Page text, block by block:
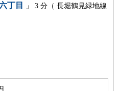
丁目
」 3 分（ 長堀鶴見緑地線